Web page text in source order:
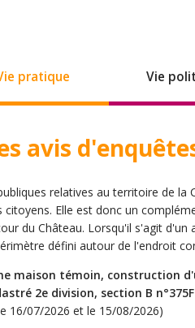
pratique Vie
avis
relatives au territoire de
Elle est donc un
du Château. Lorsqu'il s'agit
défini autour de l'endroit
maison témoin, construction
2e division, section B
16/07/2026 et le 15/08/2026)